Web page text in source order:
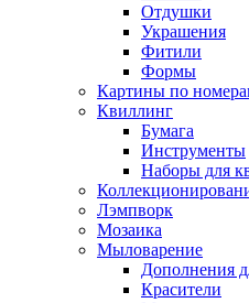
Отдушки
Украшения
Фитили
Формы
Картины по
Квиллинг
Бумага
Инструменты
Наборы для
Лэмпворк
Мозаика
Мыловарение
Дополнения
Красители